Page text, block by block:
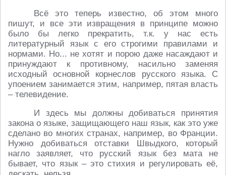
Всё это теперь известно, об этом много
пишут, и все эти извращения в принципе можно
было бы легко прекратить, т.к. у нас есть
литературный язык с его строгими правилами и
нормами. Но... не хотят и порою даже насаждают и
принуждают к противному, насильно заменяя
исходный основной корнеслов русского языка. С
упоением занимается этим, например, пятая власть
– телевидение.
И здесь мы должны добиваться принятия
закона о языке, защищающего наш язык, как это уже
сделано во многих странах, например, во Франции.
Нужно добиваться отставки Швыдкого, который
нагло заявляет, что русский язык без мата не
бывает, что язык – это стихия и регулировать её,